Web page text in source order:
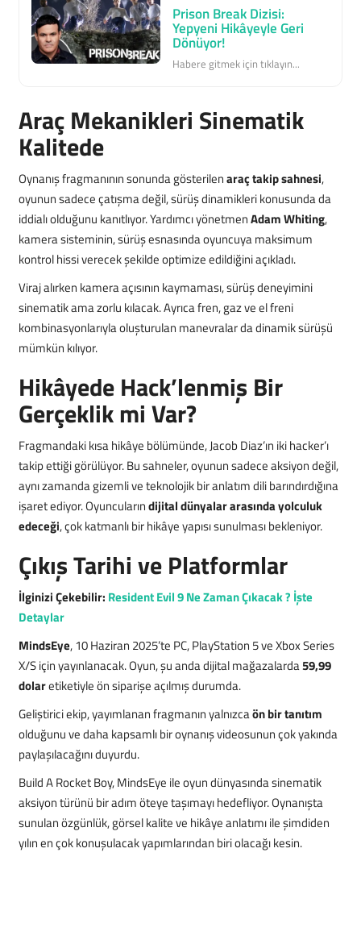
Prison Break Dizisi:
Yepyeni Hikâyeyle Geri
Dönüyor!
Habere gitmek için tıklayın...
Araç Mekanikleri Sinematik
Kalitede
Oynanış fragmanının sonunda gösterilenaraç takip sahnesi,
oyunun sadece çatışma değil, sürüş dinamikleri konusunda da
iddialı olduğunu kanıtlıyor. Yardımcı yönetmenAdam Whiting,
kamera sisteminin, sürüş esnasında oyuncuya maksimum
kontrol hissi verecek şekilde optimize edildiğini açıkladı.
Viraj alırken kamera açısının kaymaması, sürüş deneyimini
sinematik ama zorlu kılacak. Ayrıca fren, gaz ve el freni
kombinasyonlarıyla oluşturulan manevralar da dinamik sürüşü
mümkün kılıyor.
Hikâyede Hack’lenmiş Bir
Gerçeklik mi Var?
Fragmandaki kısa hikâye bölümünde, Jacob Diaz’ın iki hacker’ı
takip ettiği görülüyor. Bu sahneler, oyunun sadece aksiyon değil,
aynı zamanda gizemli ve teknolojik bir anlatım dili barındırdığına
işaret ediyor. Oyuncularındijital dünyalar arasında yolculuk
edeceği, çok katmanlı bir hikâye yapısı sunulması bekleniyor.
Çıkış Tarihi ve Platformlar
İlginizi Çekebilir: Resident Evil 9 Ne Zaman Çıkacak ? İşte
Detaylar
MindsEye, 10 Haziran 2025’te PC, PlayStation 5 ve Xbox Series
X/S için yayınlanacak. Oyun, şu anda dijital mağazalarda59,99
dolaretiketiyle ön siparişe açılmış durumda.
Geliştirici ekip, yayımlanan fragmanın yalnızcaön bir tanıtım
olduğunu ve daha kapsamlı bir oynanış videosunun çok yakında
paylaşılacağını duyurdu.
Build A Rocket Boy, MindsEye ile oyun dünyasında sinematik
aksiyon türünü bir adım öteye taşımayı hedefliyor. Oynanışta
sunulan özgünlük, görsel kalite ve hikâye anlatımı ile şimdiden
yılın en çok konuşulacak yapımlarından biri olacağı kesin.